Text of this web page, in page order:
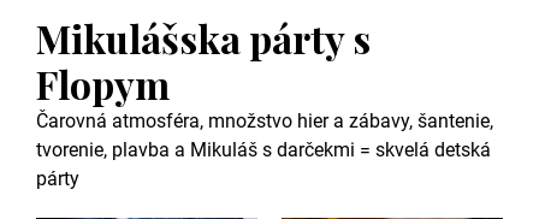
Mikulášska párty s
Flopym
Čarovná atmosféra, množstvo hier a zábavy, šantenie,
tvorenie, plavba a Mikuláš s darčekmi = skvelá detská
párty